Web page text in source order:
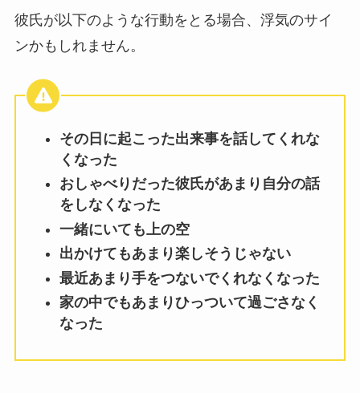
彼氏が以下のような行動をとる場合、浮気のサイ
ンかもしれません。
その日に起こった出来事を話してくれな
くなった
おしゃべりだった彼氏があまり自分の話
をしなくなった
一緒にいても上の空
出かけてもあまり楽しそうじゃない
最近あまり手をつないでくれなくなった
家の中でもあまりひっついて過ごさなく
なった